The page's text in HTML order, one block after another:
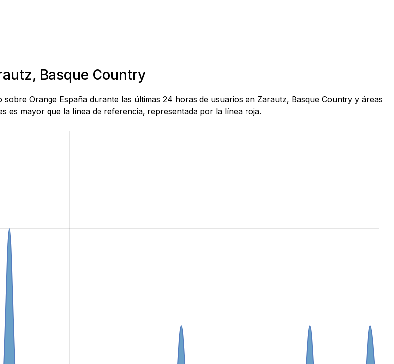
Basque Country
Orange España durante las últimas 24 horas de usuarios en Zarautz, Basque Country y áreas
es mayor que la línea de referencia, representada por la línea roja.